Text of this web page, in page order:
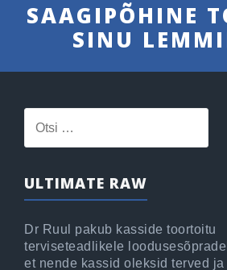
SAAGIPÕHINE
SINU
ULTIMATE RAW
Dr Ruul pakub kasside toortoitu
terviseteadlikele
et nende kassid oleksid terved